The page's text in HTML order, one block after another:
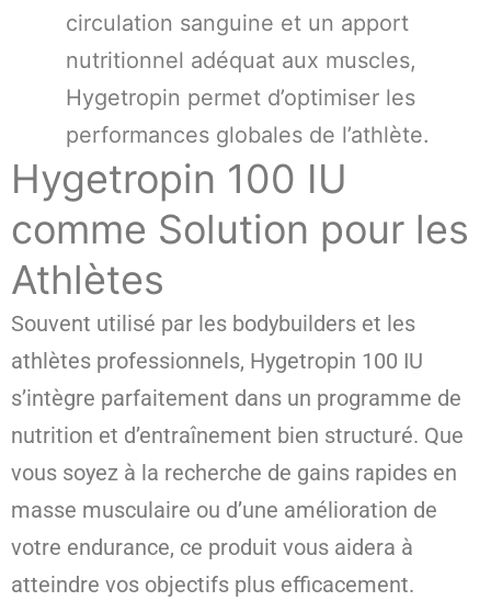
circulation sanguine et un apport
nutritionnel adéquat aux muscles,
Hygetropin permet d’optimiser les
performances globales de l’athlète.
Hygetropin 100 IU
comme Solution pour les
Athlètes
Souvent utilisé par les bodybuilders et les
athlètes professionnels, Hygetropin 100 IU
s’intègre parfaitement dans un programme de
nutrition et d’entraînement bien structuré. Que
vous soyez à la recherche de gains rapides en
masse musculaire ou d’une amélioration de
votre endurance, ce produit vous aidera à
atteindre vos objectifs plus efficacement.